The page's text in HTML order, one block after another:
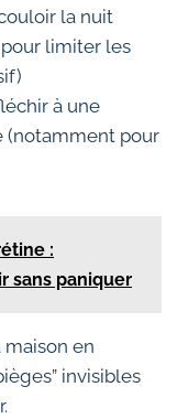
la nuit
limiter les
à une
(notamment pour
:
sans paniquer
maison en
invisibles